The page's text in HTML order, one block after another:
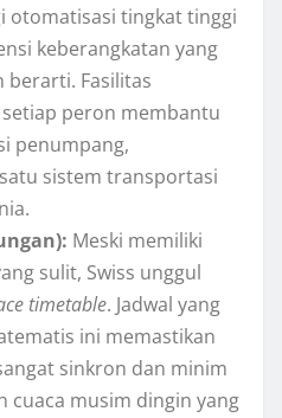
otomatisasi tingkat tinggi
keberangkatan yang
berarti. Fasilitas
peron membantu
penumpang,
sistem transportasi
Meski memiliki
sulit, Swiss unggul
timetable. Jadwal yang
ini memastikan
sinkron dan minim
cuaca musim dingin yang